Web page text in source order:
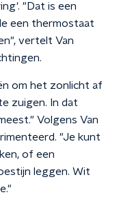
"Dat is een
een thermostaat
vertelt Van
om het zonlicht af
zuigen. In dat
Volgens Van
"Je kunt
of een
leggen. Wit